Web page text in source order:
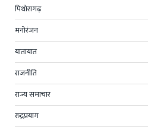
पिथोरागढ़
मनोरंजन
यातायात
राजनीति
राज्य समाचार
रुद्रप्रयाग